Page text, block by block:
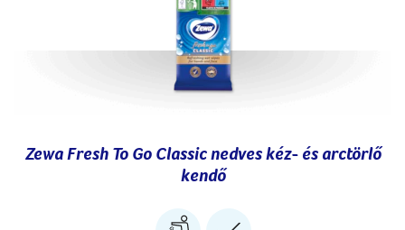
Zewa Fresh To Go Classic nedves kéz- és arctörlő
kendő